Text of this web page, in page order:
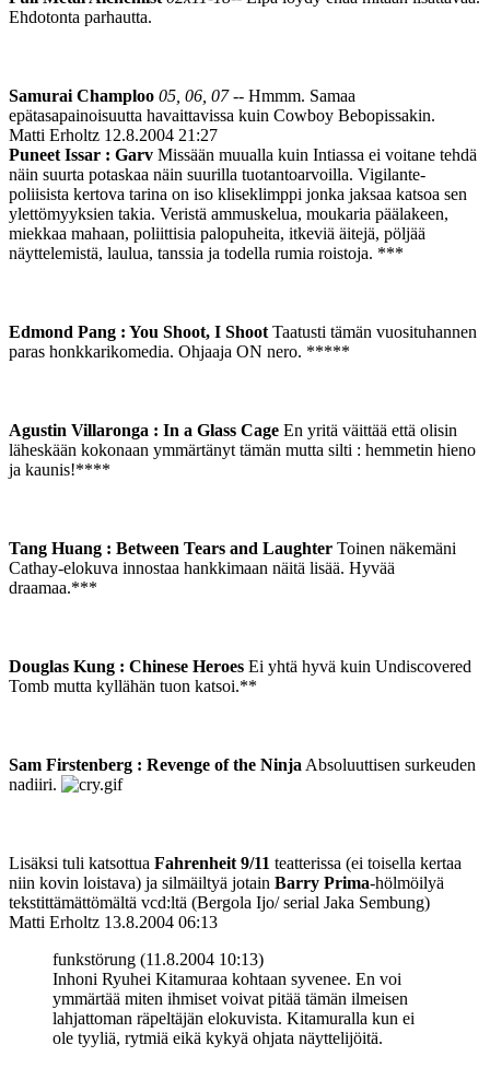
Ehdotonta parhautta.
Samurai Champloo 05, 06, 07-- Hmmm. Samaa
epätasapainoisuutta havaittavissa kuin Cowboy Bebopissakin.
Matti Erholtz 12.8.2004 21:27
Puneet Issar : Garv Missään muualla kuin Intiassa ei voitane tehdä
näin suurta potaskaa näin suurilla tuotantoarvoilla. Vigilante-
poliisista kertova tarina on iso kliseklimppi jonka jaksaa katsoa sen
ylettömyyksien takia. Veristä ammuskelua, moukaria päälakeen,
miekkaa mahaan, poliittisia palopuheita, itkeviä äitejä, pöljää
näyttelemistä, laulua, tanssia ja todella rumia roistoja. ***
Edmond Pang : You Shoot, I Shoot Taatusti tämän vuosituhannen
paras honkkarikomedia. Ohjaaja ON nero. *****
Agustin Villaronga : In a Glass Cage En yritä väittää että olisin
läheskään kokonaan ymmärtänyt tämän mutta silti : hemmetin hieno
ja kaunis!****
Tang Huang : Between Tears and Laughter Toinen näkemäni
Cathay-elokuva innostaa hankkimaan näitä lisää. Hyvää
draamaa.***
Douglas Kung : Chinese Heroes Ei yhtä hyvä kuin Undiscovered
Tomb mutta kyllähän tuon katsoi.**
Sam Firstenberg : Revenge of the Ninja Absoluuttisen surkeuden
nadiiri.
Lisäksi tuli katsottua Fahrenheit 9/11 teatterissa (ei toisella kertaa
niin kovin loistava) ja silmäiltyä jotain Barry Prima-hölmöilyä
tekstittämättömältä vcd:ltä (Bergola Ijo/ serial Jaka Sembung)
Matti Erholtz 13.8.2004 06:13
funkstörung (11.8.2004 10:13)
Inhoni Ryuhei Kitamuraa kohtaan syvenee. En voi
ymmärtää miten ihmiset voivat pitää tämän ilmeisen
lahjattoman räpeltäjän elokuvista. Kitamuralla kun ei
ole tyyliä, rytmiä eikä kykyä ohjata näyttelijöitä.